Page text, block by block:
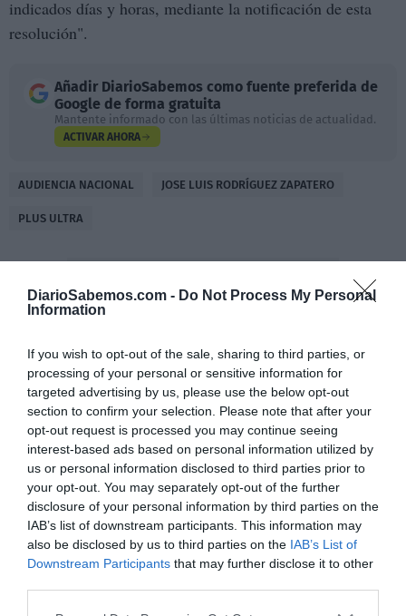
DiarioSabemos.com - Do Not Process My Personal
Information
If you wish to opt-out of the sale, sharing to third parties, or
processing of your personal or sensitive information for
targeted advertising by us, please use the below opt-out
section to confirm your selection. Please note that after your
opt-out request is processed you may continue seeing
interest-based ads based on personal information utilized by
us or personal information disclosed to third parties prior to
your opt-out. You may separately opt-out of the further
disclosure of your personal information by third parties on the
IAB’s list of downstream participants. This information may
also be disclosed by us to third parties on the IAB’s List of
Downstream Participants that may further disclose it to other
indicados días y horas, mediante la notificación de esta
resolución".
Añadir DiarioSabemos como fuente preferida de
Google de forma gratuita
Mantente informado con las últimas noticias de actualidad.
ACTIVAR AHORA
AUDIENCIA NACIONAL JOSE LUIS RODRÍGUEZ ZAPATERO
PLUS ULTRA